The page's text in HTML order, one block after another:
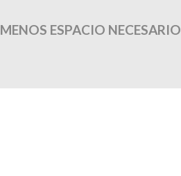
MENOS ESPACIO NECESARIO